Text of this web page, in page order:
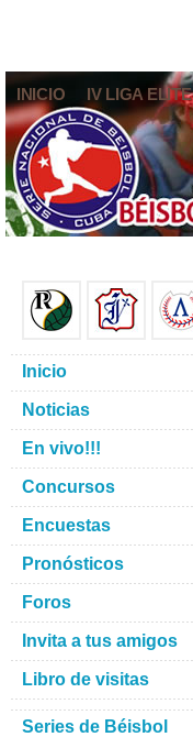
INICIO IV LIGA ELITE
Inicio
Noticias
En vivo!!!
Concursos
Encuestas
Pronósticos
Foros
Invita a tus amigos
Libro de visitas
Series de Béisbol